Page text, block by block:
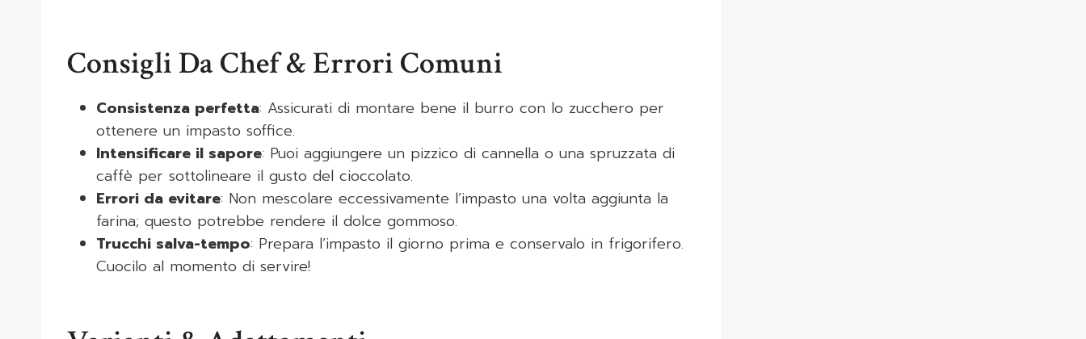
Consigli Da Chef & Errori Comuni
Consistenza perfetta: Assicurati di montare bene il burro con lo zucchero per
ottenere un impasto soffice.
Intensificare il sapore: Puoi aggiungere un pizzico di cannella o una spruzzata di
caffè per sottolineare il gusto del cioccolato.
Errori da evitare: Non mescolare eccessivamente l’impasto una volta aggiunta la
farina; questo potrebbe rendere il dolce gommoso.
Trucchi salva-tempo: Prepara l’impasto il giorno prima e conservalo in frigorifero.
Cuocilo al momento di servire!